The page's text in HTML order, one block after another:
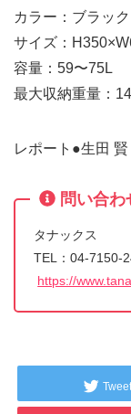
カラー：ブラック
サイズ：
容量：59〜75L
最大収納重量：
レポート●生田
問い合わ
タナックス
TEL：04-7150-
https://
Tweet